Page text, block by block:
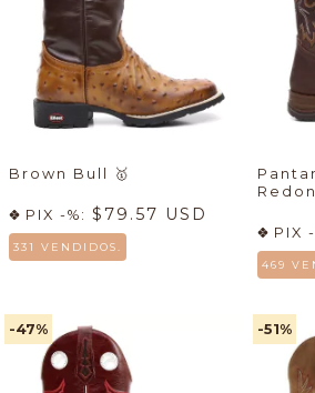
Brown Bull 🥇
PIX -%: $79.57 USD
331 VENDIDOS.
PIX
469
-47% -51%